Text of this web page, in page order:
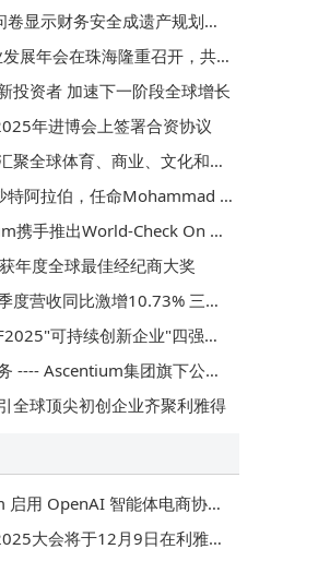
示财务安全成遗产规划首要目标
会在珠海隆重召开，共探财资新未来
投资者 加速下一阶段全球增长
年进博会上签署合资协议
全球体育、商业、文化和政界巨擘
命Mohammad Al Abdul Jabbar为零售业首席执行官
手推出World-Check On Demand
年度全球最佳经纪商大奖
同比激增10.73% 三大转型战略驱动增长
续创新企业"四强，成可持续创新领域领军者
集团旗下公司将其信托服务扩展至新加坡
全球顶尖初创企业齐聚利雅得
智能体电商协议，赋能全球企业商户
大会将于12月9日在利雅得启幕